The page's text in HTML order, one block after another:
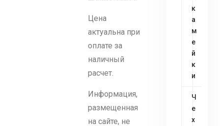
Цена
актуальна при
оплате за
наличный
расчет.
Информация,
размещенная
на сайте, не
к
а
м
е
й
к
и
Ч
е
х